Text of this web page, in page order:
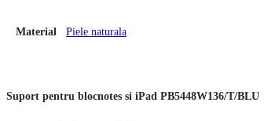
Material Piele naturala
Suport pentru blocnotes si iPad PB5448W136/T/BLU